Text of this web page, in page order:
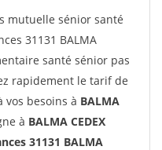
mutuelle sénior santé
31131 BALMA
santé sénior pas
rapidement le tarif de
besoins à BALMA
à BALMA CEDEX
31131 BALMA